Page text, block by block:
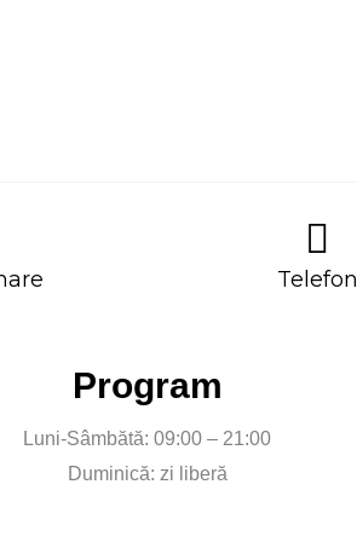
Telefon
Program
Luni-Sâmbătă: 09:00 – 21:00
Duminică: zi liberă